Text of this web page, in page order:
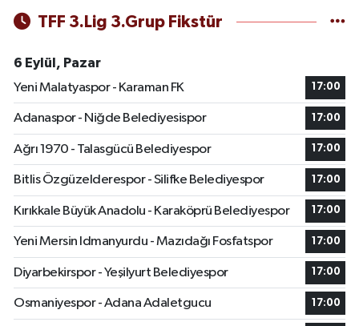
TFF 3.Lig 3.Grup Fikstür
6 Eylül, Pazar
Yeni Malatyaspor - Karaman FK
17:00
Adanaspor - Niğde Belediyesispor 17:00
Ağrı 1970 - Talasgücü Belediyespor 17:00
Bitlis Özgüzelderespor - Silifke Belediyespor 17:00
Kırıkkale Büyük Anadolu - Karaköprü Belediyespor 17:00
Yeni Mersin Idmanyurdu - Mazıdağı Fosfatspor 17:00
Diyarbekirspor - Yeşilyurt Belediyespor 17:00
Osmaniyespor - Adana Adaletgucu 17:00